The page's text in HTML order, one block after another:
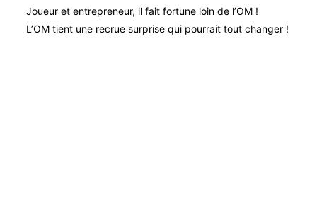
Joueur et entrepreneur, il fait fortune loin de l’OM !
L’OM tient une recrue surprise qui pourrait tout changer !